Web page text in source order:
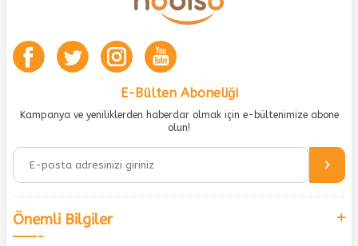
E-Bülten Aboneliği
Kampanya ve yeniliklerden haberdar olmak için e-bültenimize abone
olun!
Önemli Bilgiler